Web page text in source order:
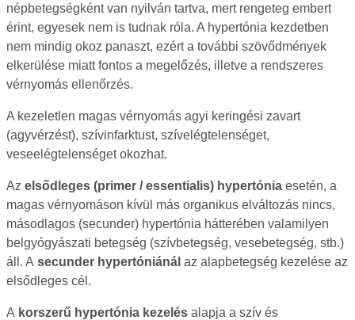
népbetegségként van nyilván tartva, mert rengeteg embert
érint, egyesek nem is tudnak róla. A hypertónia kezdetben
nem mindig okoz panaszt, ezért a további szövődmények
elkerülése miatt fontos a megelőzés, illetve a rendszeres
vérnyomás ellenőrzés.
A kezeletlen magas vérnyomás agyi keringési zavart
(agyvérzést), szívinfarktust, szívelégtelenséget,
veseelégtelenséget okozhat.
Az elsődleges (primer / essentialis) hypertónia esetén, a
magas vérnyomáson kívül más organikus elváltozás nincs,
másodlagos (secunder) hypertónia hátterében valamilyen
belgyógyászati betegség (szívbetegség, vesebetegség, stb.)
áll. A secunder hypertóniánál az alapbetegség kezelése az
elsődleges cél.
A korszerű hypertónia kezelés alapja a szív és